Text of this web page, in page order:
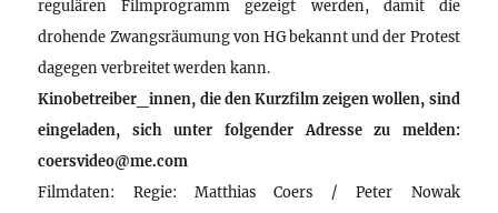
regulären Filmprogramm gezeigt werden, damit die
drohende Zwangsräumung von HG bekannt und der Protest
dagegen verbreitet werden kann.
Kinobetreiber_innen, die den Kurzfilm zeigen wollen, sind
eingeladen, sich unter folgender Adresse zu melden:
coersvideo@me.com
Filmdaten: Regie: Matthias Coers / Peter Nowak